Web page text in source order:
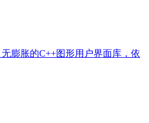
膨胀的C++图形用户界面库，依